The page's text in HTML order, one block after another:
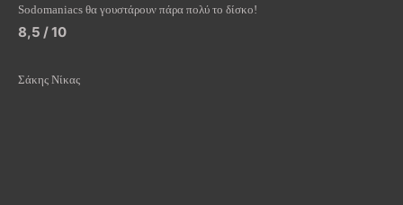
Sodomaniacs θα γουστάρουν πάρα πολύ το δίσκο!
8,5 / 10
Σάκης Νίκας